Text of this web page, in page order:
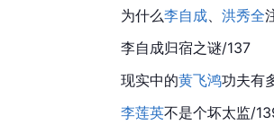
为什么李自成 洪秀全
李自成归宿之谜/137
现实中的黄飞鸿功夫有
李莲英不是个坏太监/